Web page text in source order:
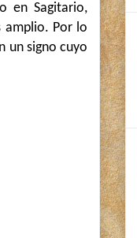
en Sagitario,
amplio. Por lo
un signo cuyo